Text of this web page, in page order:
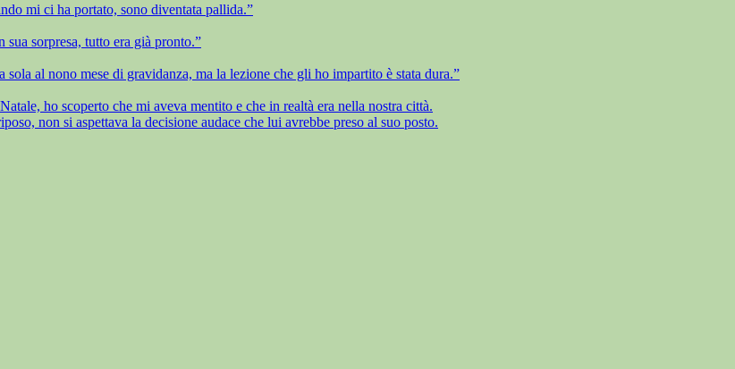
mi ci ha portato, sono diventata pallida.”
sorpresa, tutto era già pronto.”
al nono mese di gravidanza, ma la lezione che gli ho impartito è stata dura.”
ho scoperto che mi aveva mentito e che in realtà era nella nostra città.
non si aspettava la decisione audace che lui avrebbe preso al suo posto.